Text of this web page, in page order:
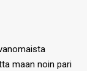
maan noin pari